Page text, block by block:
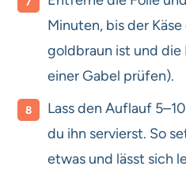
Minuten, bis der
goldbraun ist und
einer Gabel prüfen).
Lass den Auflauf
du ihn servierst. So
etwas und lässt sich